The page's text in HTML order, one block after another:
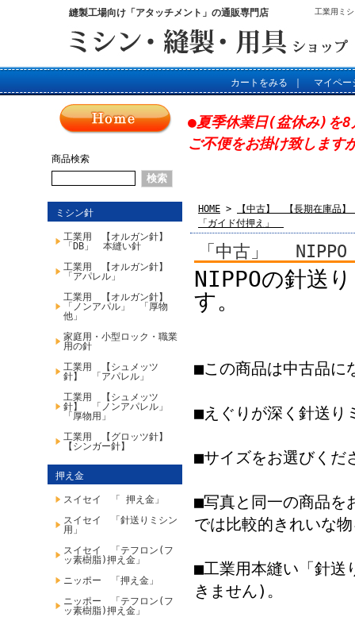
縫製工場向け「アタッチメント」の通販専門店 工業用ミ
カートをみる マイペー
商品検索
ミシン針
工業用 【オルガン針】
「DB」 本縫い針
工業用 【オルガン針】
「アパレル」
工業用 【オルガン針】
「ノンアパル」 「厚物
他」
家庭用・小型ロック・職業
用の針
工業用 【シュメッツ
針】 「アパレル」
工業用 【シュメッツ
針】 「ノンアパレル」
「厚物用」
工業用 【グロッツ針】
【シンガー針】
押え金
スイセイ 「 押え金」
スイセイ 「針送りミシン
用」
スイセイ 「テフロン(フ
ッ素樹脂)押え金」
ニッポー 「押え金」
ニッポー 「テフロン(フ
ッ素樹脂)押え金」
●夏季休業日(盆休み)を
ご不便をお掛け致します
HOME >
【中古】 【長期在庫品
「ガイド付押え」
「中古」 NIPPO
NIPPOの針送
す。
■この商品は中古品に
■えぐりが深く針送り
■サイズをお選びくだ
■写真と同一の商品を
では比較的きれいな
■工業用本縫い「針送
きません)。